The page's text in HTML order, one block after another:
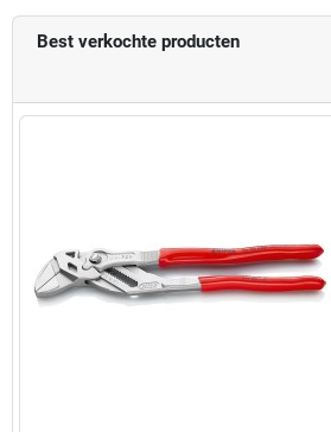
Best verkochte producten